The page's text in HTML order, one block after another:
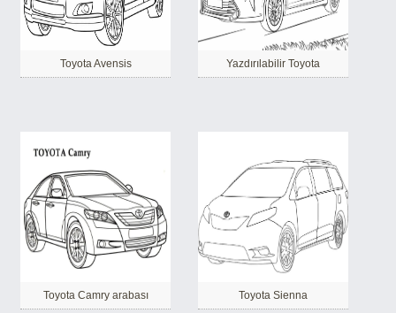
Toyota Avensis Yazdırılabilir Toyota
Toyota Camry arabası Toyota Sienna